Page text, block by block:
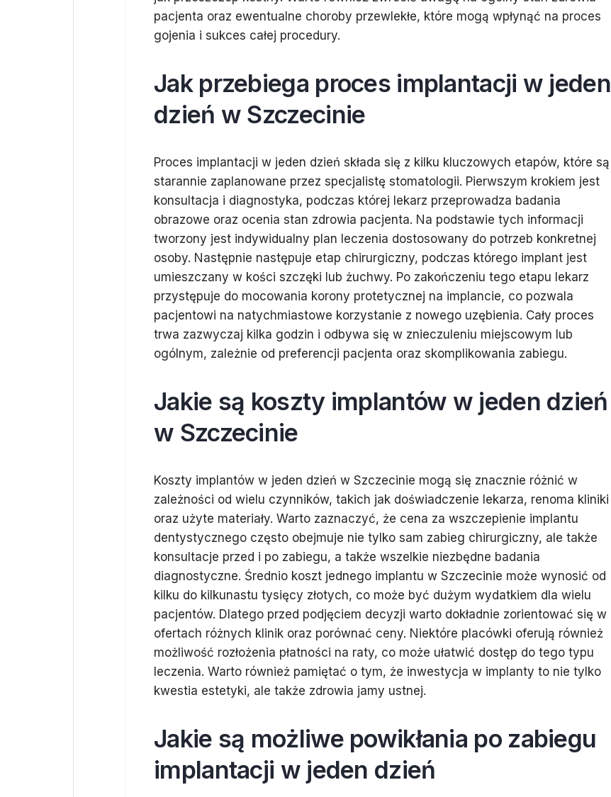
pacjenta oraz ewentualne choroby przewlekłe, które mogą wpłynąć na proces
gojenia i sukces całej procedury.
Jak przebiega proces implantacji w jeden
dzień w Szczecinie
Proces implantacji w jeden dzień składa się z kilku kluczowych etapów, które są
starannie zaplanowane przez specjalistę stomatologii. Pierwszym krokiem jest
konsultacja i diagnostyka, podczas której lekarz przeprowadza badania
obrazowe oraz ocenia stan zdrowia pacjenta. Na podstawie tych informacji
tworzony jest indywidualny plan leczenia dostosowany do potrzeb konkretnej
osoby. Następnie następuje etap chirurgiczny, podczas którego implant jest
umieszczany w kości szczęki lub żuchwy. Po zakończeniu tego etapu lekarz
przystępuje do mocowania korony protetycznej na implancie, co pozwala
pacjentowi na natychmiastowe korzystanie z nowego uzębienia. Cały proces
trwa zazwyczaj kilka godzin i odbywa się w znieczuleniu miejscowym lub
ogólnym, zależnie od preferencji pacjenta oraz skomplikowania zabiegu.
Jakie są koszty implantów w jeden dzień
w Szczecinie
Koszty implantów w jeden dzień w Szczecinie mogą się znacznie różnić w
zależności od wielu czynników, takich jak doświadczenie lekarza, renoma kliniki
oraz użyte materiały. Warto zaznaczyć, że cena za wszczepienie implantu
dentystycznego często obejmuje nie tylko sam zabieg chirurgiczny, ale także
konsultacje przed i po zabiegu, a także wszelkie niezbędne badania
diagnostyczne. Średnio koszt jednego implantu w Szczecinie może wynosić od
kilku do kilkunastu tysięcy złotych, co może być dużym wydatkiem dla wielu
pacjentów. Dlatego przed podjęciem decyzji warto dokładnie zorientować się w
ofertach różnych klinik oraz porównać ceny. Niektóre placówki oferują również
możliwość rozłożenia płatności na raty, co może ułatwić dostęp do tego typu
leczenia. Warto również pamiętać o tym, że inwestycja w implanty to nie tylko
kwestia estetyki, ale także zdrowia jamy ustnej.
Jakie są możliwe powikłania po zabiegu
implantacji w jeden dzień